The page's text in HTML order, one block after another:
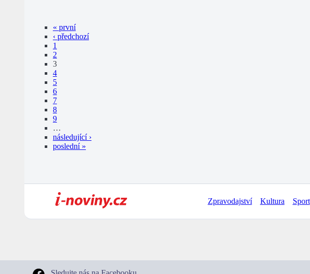
« první
‹ předchozí
1
2
3
4
5
6
7
8
9
…
následující ›
poslední »
Zpravodajství Kultura Sport